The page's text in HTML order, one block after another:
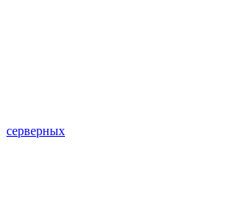
серверных